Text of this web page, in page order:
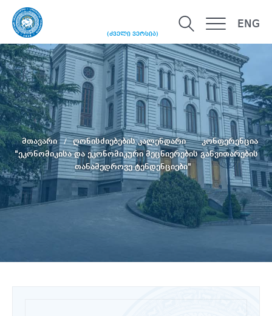
(ძველი ვერსია)
ENG
მთავარი ღონისძიებების კალენდარი
კონფერენცია
"ეკონომიკისა და ეკონომიკური მეცნიერების განვითარების
თანამედროვე ტენდენციები"